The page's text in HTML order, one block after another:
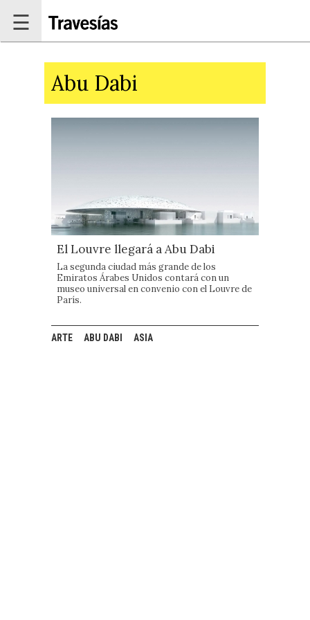
☰
Abu Dabi
El Louvre llegará a Abu Dabi
La segunda ciudad más grande de los
Emiratos Árabes Unidos contará con un
museo universal en convenio con el Louvre de
París.
ARTE ABU DABI ASIA